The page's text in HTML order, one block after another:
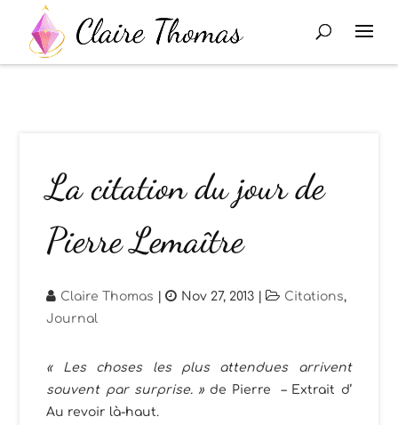
La citation du jour de
Pierre Lemaître
Claire Thomas | Nov 27, 2013 | Citations,
Journal
« Les choses les plus attendues arrivent
souvent par surprise. »de Pierre – Extrait d’
Au revoir là-haut.